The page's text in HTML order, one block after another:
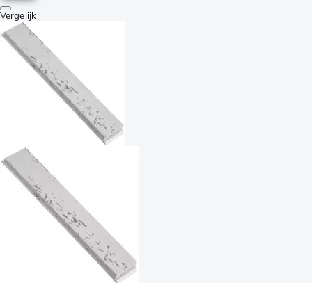
Vergelijk